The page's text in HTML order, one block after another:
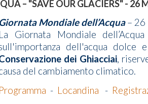
– "SAVE OUR GLACIERS" - 26
Giornata Mondiale dell’Acqua– 26
La Giornata Mondiale
dell'acqua
dei Ghiacciai,
del cambiamento climatico.
Programma - Locandina -